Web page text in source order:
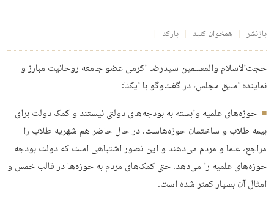
بازنشر همخوان کنید بارکد
حجت‌الاسلام والمسلمین سیدرضا اکرمی عضو جامعه روحانیت مبارز و
نماینده اسبق مجلس، در گفت‌وگو با ایکنا:
حوزه‌های علمیه وابسته به بودجه‌های دولتی نیستند و کمک دولت برای
بیمه طلاب و ساختمان حوزه‌هاست. در حال حاضر هم شهریه طلاب را
مراجع، علما و مردم می‌دهند و این تصور اشتباهی است که دولت بودجه
حوزه‌های علمیه را می‌دهد. حتی کمک‌های مردم به حوزه‌ها در قالب خمس و
امثال آن بسیار کمتر شده است.